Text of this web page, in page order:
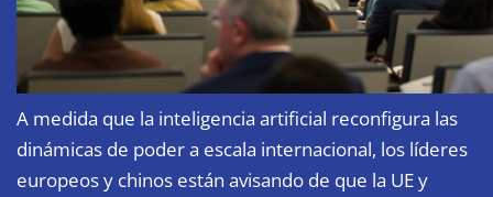
A medida que la inteligencia artificial reconfigura las
dinámicas de poder a escala internacional, los líderes
europeos y chinos están avisando de que la UE y